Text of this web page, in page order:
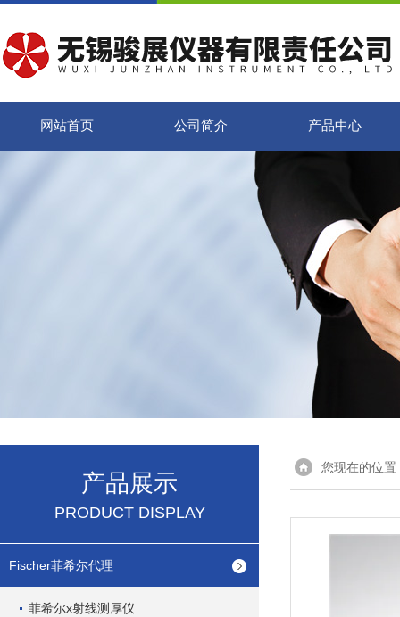
网站首页 公司简介 产品中心
产品展示
PRODUCT DISPLAY
Fischer菲希尔代理
菲希尔x射线测厚仪
您现在的位置